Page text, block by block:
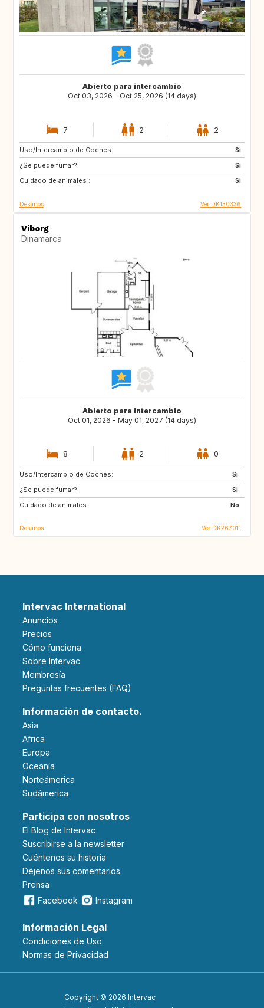
Abierto para intercambio
Oct 03, 2026 - Oct 25, 2026 (14 days)
7 2 2
Uso/Intercambio de Coches:
Si
¿Se puede fumar?:
Si
Cuidado de animales :
Si
FR
MA
HR
Destinos Ver DK130336
Viborg
Dinamarca
Abierto para intercambio
Oct 01, 2026 - May 01, 2027 (14 days)
8 2 0
Uso/Intercambio de Coches:
Si
¿Se puede fumar?:
Si
Cuidado de animales :
No
IS
FR
SE
Destinos Ver DK267011
Intervac International
Anuncios
Precios
Cómo funciona
Sobre Intervac
Membresía
Preguntas frecuentes (FAQ)
Información de contacto.
Asia
Africa
Europa
Oceanía
Norteámerica
Sudámerica
Participa con nosotros
El Blog de Intervac
Suscribirse a la newsletter
Cuéntenos su historia
Déjenos sus comentarios
Prensa
Facebook
Instagram
Información Legal
Condiciones de Uso
Normas de Privacidad
Copyright © 2026 Intervac